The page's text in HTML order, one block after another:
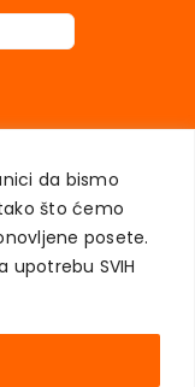
da bismo
što ćemo
posete.
upotrebu SVIH